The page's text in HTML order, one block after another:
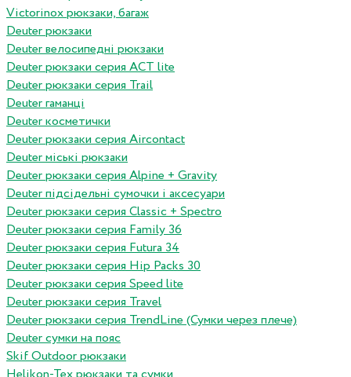
Victorinox рюкзаки, багаж
Deuter рюкзаки
Deuter велосипедні рюкзаки
Deuter рюкзаки серия ACT lite
Deuter рюкзаки серия Trail
Deuter гаманці
Deuter косметички
Deuter рюкзаки серия Aircontact
Deuter міські рюкзаки
Deuter рюкзаки серия Alpine + Gravity
Deuter підсідельні сумочки і аксесуари
Deuter рюкзаки серия Classic + Spectro
Deuter рюкзаки серия Family 36
Deuter рюкзаки серия Futura 34
Deuter рюкзаки серия Hip Packs 30
Deuter рюкзаки серия Speed lite
Deuter рюкзаки серия Travel
Deuter рюкзаки серия TrendLine (Сумки через плече)
Deuter сумки на пояс
Skif Outdoor рюкзаки